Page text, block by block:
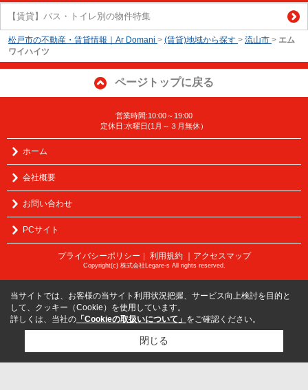
【賃貸】バス・トイレ別の物件特集
松戸市の不動産・賃貸情報｜Ar Domani > (賃貸)地域から探す > 流山市 > エム
ワイハイツ
ページトップに戻る
営業時間:10:00～19:00
定休日:水曜日(1月～３月無休）
ホーム
会社概要
お問い合わせ
PCサイト
プライバシーポリシー 利用規約 ｜アクセスマップ
Copyright(c) 株式会社Legare-s All rights reserved.
当サイトでは、お客様の当サイト利用状況把握、サービス向上検討を目的と
して、クッキー（Cookie）を使用しています。
詳しくは、当社の 「Cookieの取扱いについて」 をご確認ください。
閉じる